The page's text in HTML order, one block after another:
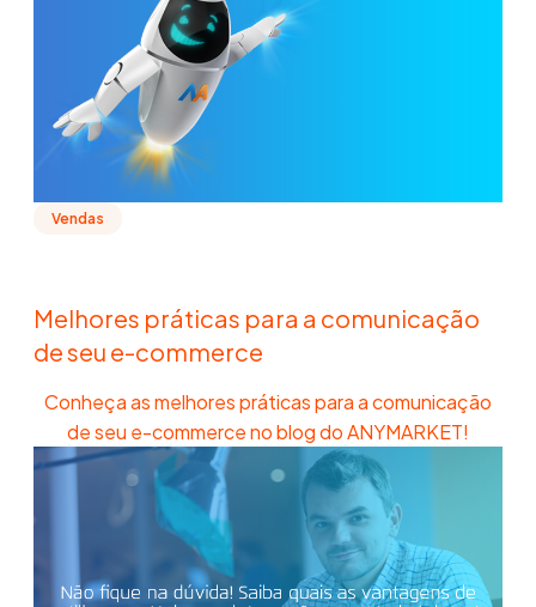
Vendas
Melhores práticas para a comunicação
de seu e-commerce
Conheça as melhores práticas para a comunicação
de seu e-commerce no blog do ANYMARKET!